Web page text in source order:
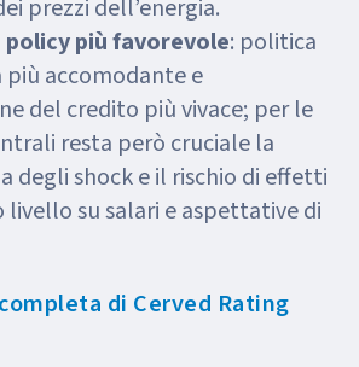
prezzi dell’energia.
policy più favorevole: politica
accomodante e
del credito più vivace; per le
resta però cruciale la
degli shock e il rischio di effetti
livello su salari e aspettative di
di Cerved Rating